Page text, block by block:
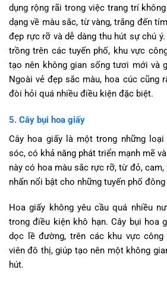
dụng rộng rãi trong việc trang trí
dạng về màu sắc, từ vàng, trắng đến
đẹp rực rỡ và dễ dàng thu hút sự chú
trồng trên các tuyến phố, khu vực
tạo nên không gian sống tươi mới và
Ngoài vẻ đẹp sắc màu, hoa cúc cũng
đòi hỏi quá nhiều điều kiện đặc biệt.
5. Cây bụi hoa giấy
Cây hoa giấy là một trong những
sóc, có khả năng phát triển mạnh mẽ
này có hoa màu sắc rực rỡ, từ đỏ,
nhấn nổi bật cho những tuyến phố
Hoa giấy không yêu cầu quá nhiều
trong điều kiện khô hạn. Cây bụi hoa
dọc lề đường, trên các khu vực
viên đô thị, giúp tạo nên một không
hút.